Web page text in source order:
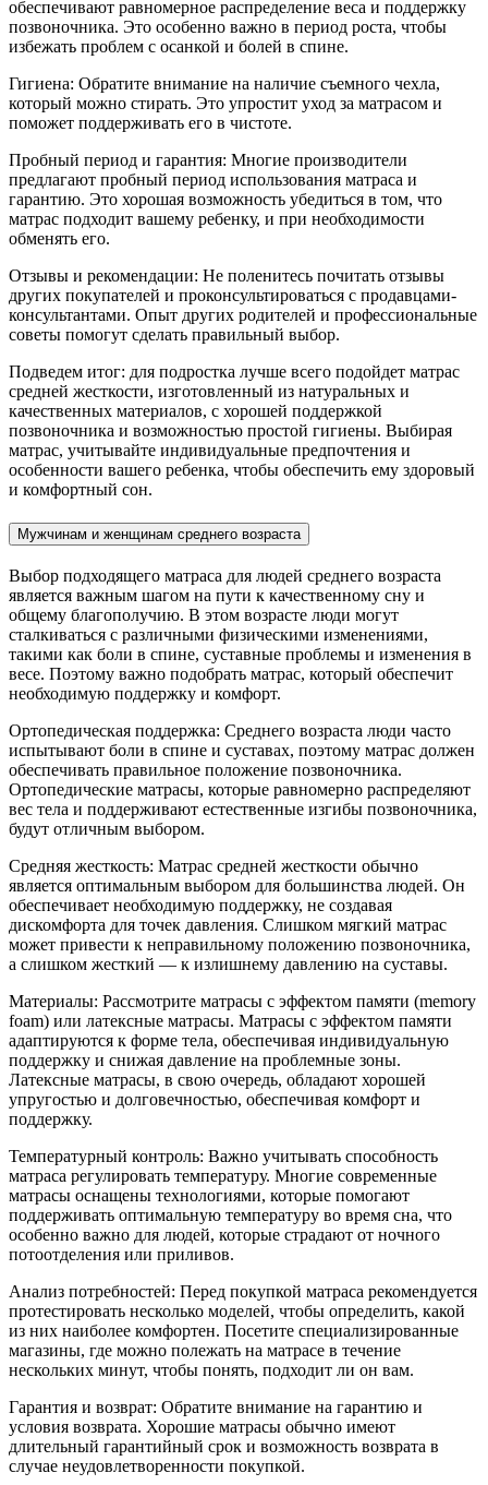
обеспечивают равномерное распределение веса и поддержку
позвоночника. Это особенно важно в период роста, чтобы
избежать проблем с осанкой и болей в спине.
Гигиена: Обратите внимание на наличие съемного чехла,
который можно стирать. Это упростит уход за матрасом и
поможет поддерживать его в чистоте.
Пробный период и гарантия: Многие производители
предлагают пробный период использования матраса и
гарантию. Это хорошая возможность убедиться в том, что
матрас подходит вашему ребенку, и при необходимости
обменять его.
Отзывы и рекомендации: Не поленитесь почитать отзывы
других покупателей и проконсультироваться с продавцами-
консультантами. Опыт других родителей и профессиональные
советы помогут сделать правильный выбор.
Подведем итог: для подростка лучше всего подойдет матрас
средней жесткости, изготовленный из натуральных и
качественных материалов, с хорошей поддержкой
позвоночника и возможностью простой гигиены. Выбирая
матрас, учитывайте индивидуальные предпочтения и
особенности вашего ребенка, чтобы обеспечить ему здоровый
и комфортный сон.
Мужчинам и женщинам среднего возраста
Выбор подходящего матраса для людей среднего возраста
является важным шагом на пути к качественному сну и
общему благополучию. В этом возрасте люди могут
сталкиваться с различными физическими изменениями,
такими как боли в спине, суставные проблемы и изменения в
весе. Поэтому важно подобрать матрас, который обеспечит
необходимую поддержку и комфорт.
Ортопедическая поддержка: Среднего возраста люди часто
испытывают боли в спине и суставах, поэтому матрас должен
обеспечивать правильное положение позвоночника.
Ортопедические матрасы, которые равномерно распределяют
вес тела и поддерживают естественные изгибы позвоночника,
будут отличным выбором.
Средняя жесткость: Матрас средней жесткости обычно
является оптимальным выбором для большинства людей. Он
обеспечивает необходимую поддержку, не создавая
дискомфорта для точек давления. Слишком мягкий матрас
может привести к неправильному положению позвоночника,
а слишком жесткий — к излишнему давлению на суставы.
Материалы: Рассмотрите матрасы с эффектом памяти (memory
foam) или латексные матрасы. Матрасы с эффектом памяти
адаптируются к форме тела, обеспечивая индивидуальную
поддержку и снижая давление на проблемные зоны.
Латексные матрасы, в свою очередь, обладают хорошей
упругостью и долговечностью, обеспечивая комфорт и
поддержку.
Температурный контроль: Важно учитывать способность
матраса регулировать температуру. Многие современные
матрасы оснащены технологиями, которые помогают
поддерживать оптимальную температуру во время сна, что
особенно важно для людей, которые страдают от ночного
потоотделения или приливов.
Анализ потребностей: Перед покупкой матраса рекомендуется
протестировать несколько моделей, чтобы определить, какой
из них наиболее комфортен. Посетите специализированные
магазины, где можно полежать на матрасе в течение
нескольких минут, чтобы понять, подходит ли он вам.
Гарантия и возврат: Обратите внимание на гарантию и
условия возврата. Хорошие матрасы обычно имеют
длительный гарантийный срок и возможность возврата в
случае неудовлетворенности покупкой.